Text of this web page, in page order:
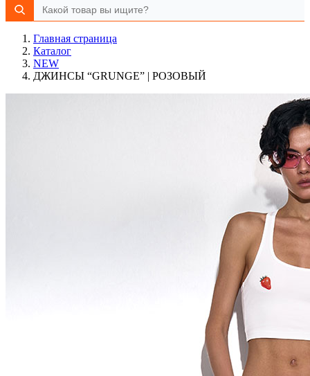
Главная страница
Каталог
NEW
ДЖИНСЫ “GRUNGE” | РОЗОВЫЙ